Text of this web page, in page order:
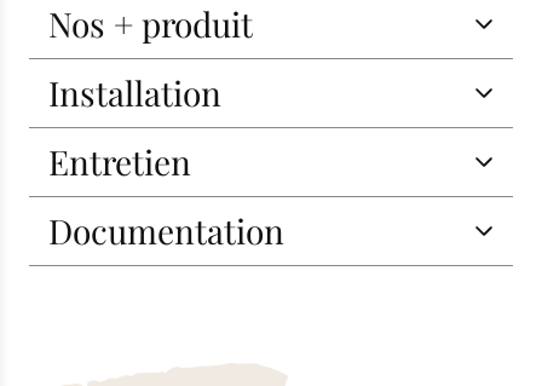
Nos + produit
Installation
Entretien
Documentation